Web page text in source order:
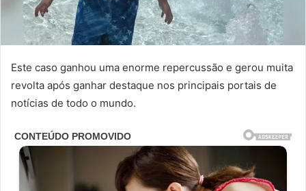
Este caso ganhou uma enorme repercussão e gerou muita
revolta após ganhar destaque nos principais portais de
notícias de todo o mundo.